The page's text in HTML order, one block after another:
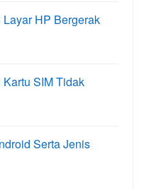
HP Bergerak
SIM Tidak
Serta Jenis